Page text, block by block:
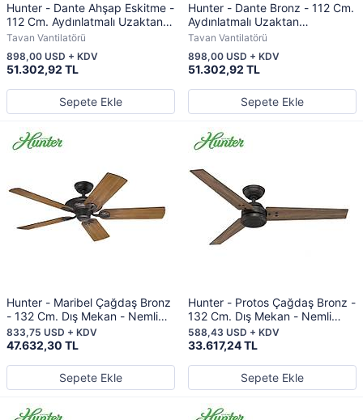
Hunter - Dante Ahşap Eskitme -
112 Cm. Aydınlatmalı Uzaktan
Kumandalı Tavan Vantilatörü
Tavan Vantilatörü
51.302,92 TL
898,00 USD + KDV
Sepete Ekle
Hunter - Dante Bronz - 112 Cm.
Aydınlatmalı Uzaktan
Kumandalı Tavan Vantilatörü
Tavan Vantilatörü
51.302,92 TL
898,00 USD + KDV
Sepete Ekle
Hunter - Maribel Çağdaş Bronz
- 132 Cm. Dış Mekan - Nemli
Mekan Tavan Vantilatörü
47.632,30 TL
833,75 USD + KDV
Sepete Ekle
Hunter - Protos Çağdaş Bronz -
132 Cm. Dış Mekan - Nemli
Mekan Tavan Vantilatörü
33.617,24 TL
588,43 USD + KDV
Sepete Ekle